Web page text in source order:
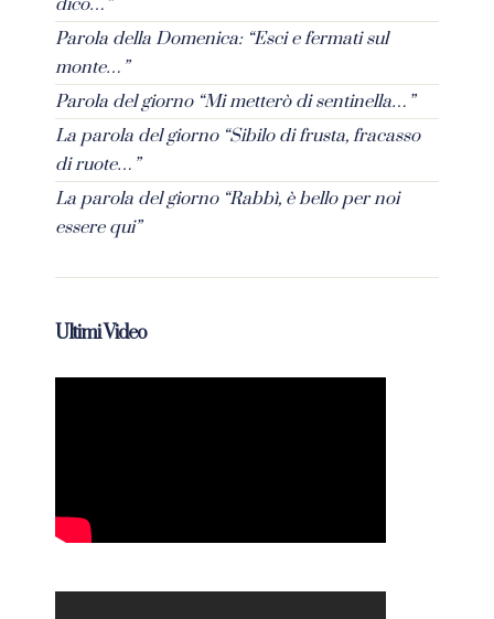
dico…”
Parola della Domenica: “Esci e fermati sul
monte…”
Parola del giorno “Mi metterò di sentinella…”
La parola del giorno “Sibilo di frusta, fracasso
di ruote…”
La parola del giorno “Rabbì, è bello per noi
essere qui”
Ultimi Video